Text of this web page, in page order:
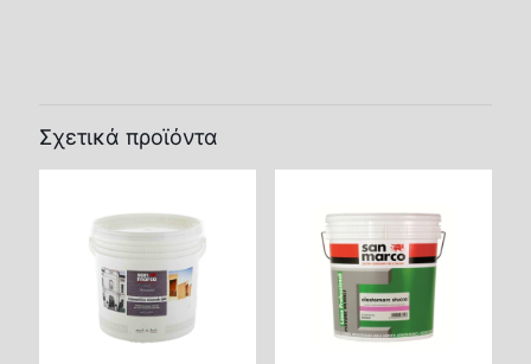
0,8-1,3kg/m²
Εφαρμογή
Στρώσεων
Αραίωση Έτοιμο προς χρήση
Σχετικά προϊόντα